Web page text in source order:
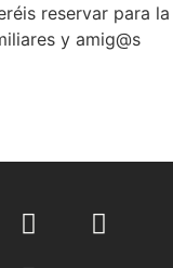
reservar para la
y amig@s